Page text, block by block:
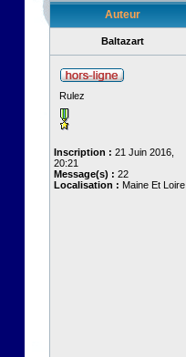
Auteur
Baltazart
Rulez
Inscription : 21 Juin 2016,
20:21
Message(s) : 22
Localisation : Maine Et Loire